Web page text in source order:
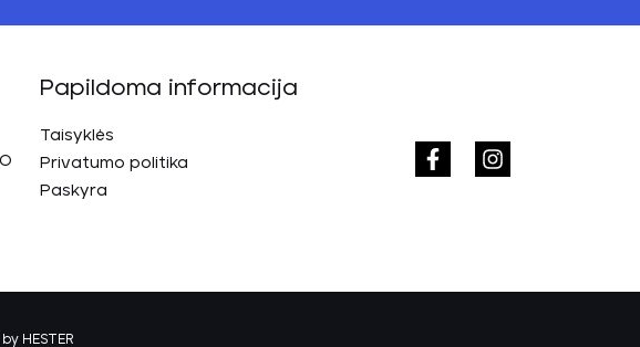
Papildoma informacija
Taisyklės
Privatumo politika
Paskyra
HESTER